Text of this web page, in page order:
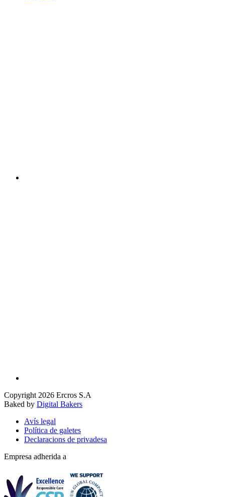
Copyright 2026 Ercros S.A
Baked by Digital Bakers
Avís legal
Política de galetes
Declaracions de privadesa
Empresa adherida a